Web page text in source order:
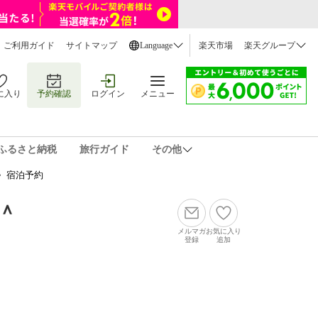
ご利用ガイド サイトマップ Language 楽天市場 楽天グループ
入り 予約確認 ログイン メニュー
るさと納税 旅行ガイド その他
泊予約
メルマガ
登録
お気に入り
追加